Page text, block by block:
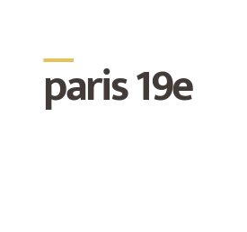
__
paris 19e